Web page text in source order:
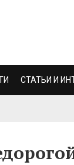
СТАТЬИ И